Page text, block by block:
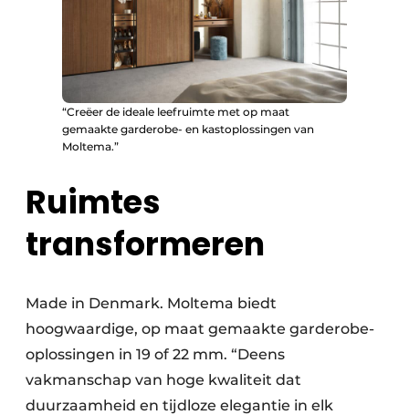
“Creëer de ideale leefruimte met op maat
gemaakte garderobe- en kastoplossingen van
Moltema.”
Ruimtes
transformeren
Made in Denmark. Moltema biedt
hoogwaardige, op maat gemaakte garderobe-
oplossingen in 19 of 22 mm. “Deens
vakmanschap van hoge kwaliteit dat
duurzaamheid en tijdloze elegantie in elk